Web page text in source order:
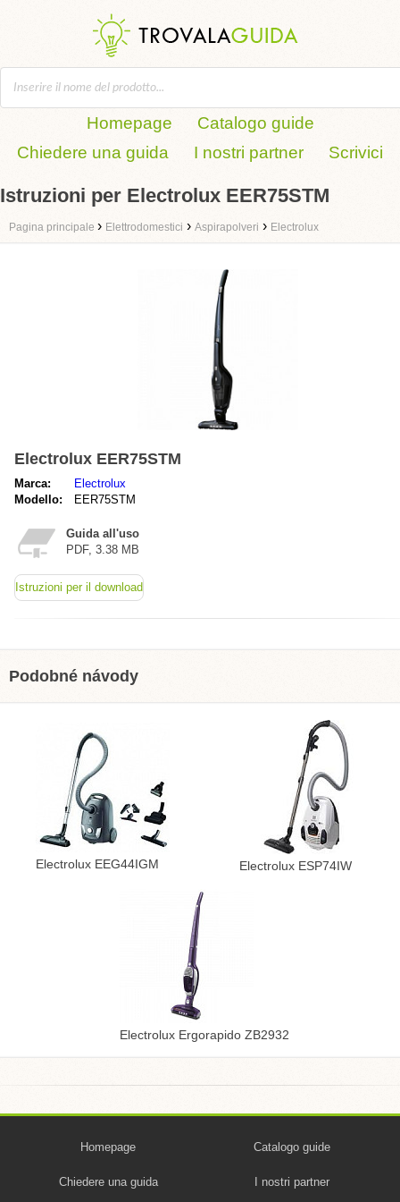
Homepage
Catalogo guide
Chiedere una guida
I nostri partner Scrivici
Istruzioni per Electrolux EER75STM
Pagina principale › Elettrodomestici › Aspirapolveri › Electrolux
Electrolux EER75STM
Marca:
Electrolux
Modello:
EER75STM
Guida all'uso
PDF, 3.38 MB
Istruzioni per il download
Podobné návody
Electrolux EEG44IGM Electrolux ESP74IW
Electrolux Ergorapido ZB2932
Homepage Catalogo guide
Chiedere una guida I nostri partner